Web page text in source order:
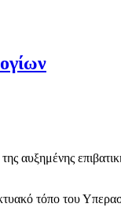
αυξημένης
τόπο του